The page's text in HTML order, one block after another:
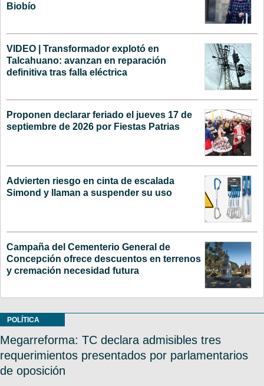
Biobío
VIDEO | Transformador explotó en
Talcahuano: avanzan en reparación
definitiva tras falla eléctrica
Proponen declarar feriado el jueves 17 de
septiembre de 2026 por Fiestas Patrias
Advierten riesgo en cinta de escalada
Simond y llaman a suspender su uso
Campaña del Cementerio General de
Concepción ofrece descuentos en terrenos
y cremación necesidad futura
POLÍTICA
Megarreforma: TC declara admisibles tres
requerimientos presentados por parlamentarios
de oposición